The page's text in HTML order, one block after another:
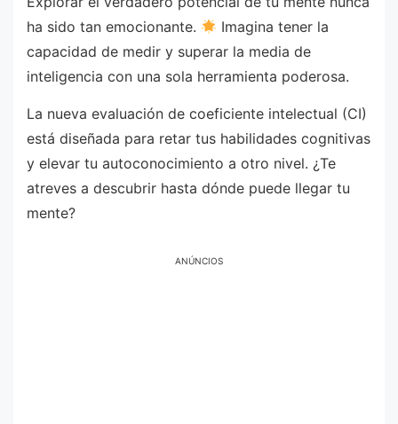
ha sido tan emocionante.
Imagina tener la
capacidad de medir y superar la media de
inteligencia con una sola herramienta poderosa.
La nueva evaluación de coeficiente intelectual (CI)
está diseñada para retar tus habilidades cognitivas
y elevar tu autoconocimiento a otro nivel. ¿Te
atreves a descubrir hasta dónde puede llegar tu
mente?
ANÚNCIOS